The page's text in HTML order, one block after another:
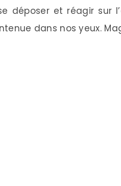
déposer et réagir sur
dans nos yeux.